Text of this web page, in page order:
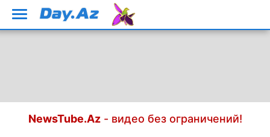
NewsTube.Az- видео без ограничений!